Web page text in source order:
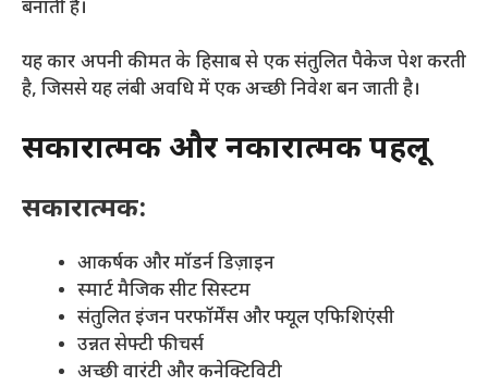
बनाती हैं।
यह कार अपनी कीमत के हिसाब से एक संतुलित पैकेज पेश करती
है, जिससे यह लंबी अवधि में एक अच्छी निवेश बन जाती है।
सकारात्मक और नकारात्मक पहलू
सकारात्मक:
आकर्षक और मॉडर्न डिज़ाइन
स्मार्ट मैजिक सीट सिस्टम
संतुलित इंजन परफॉर्मेंस और फ्यूल एफिशिएंसी
उन्नत सेफ्टी फीचर्स
अच्छी वारंटी और कनेक्टिविटी